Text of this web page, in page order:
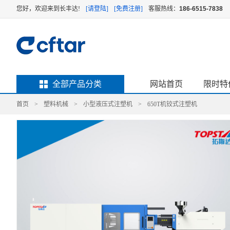
您好，欢迎来到长丰达! [请登陆] [免费注册] 客服热线： 186-6515-7838
全部产品分类 网站首页 限时特
首页 > 塑料机械 > 小型液压式注塑机 > 650T机铰式注塑机